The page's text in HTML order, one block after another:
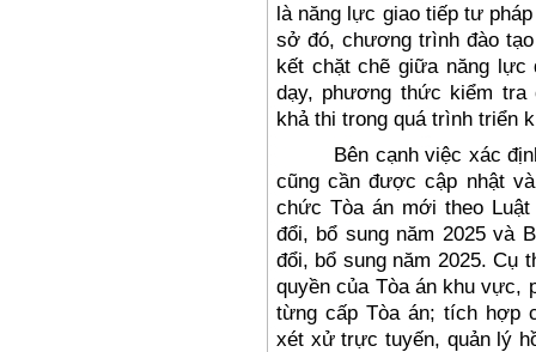
là năng lực giao tiếp tư ph
sở đó, chương trình đào t
kết chặt chẽ giữa năng lực
dạy, phương thức kiểm tra
khả thi trong quá trình triển
Bên cạnh việc xácđ
cũng cầnđược cập nhật v
chức Tòa án mới theo
đổi, bổ sung năm 2025 và
đổi, bổ sung năm 2025. Cụ
quyền của Tòa án khu vực,
từng cấp Tòa án; tích hợp
xét xử trực tuyến, quản lý h